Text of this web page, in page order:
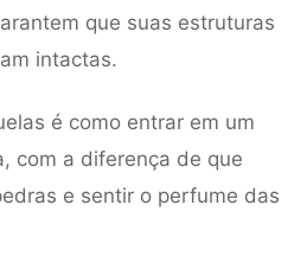
que suas estruturas
intactas.
é como entrar em um
com a diferença de que
e sentir o perfume das